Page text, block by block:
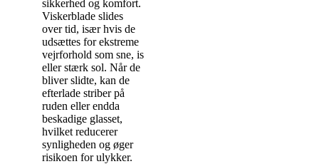
sikkerhed og komfort.
Viskerblade slides
over tid, især hvis de
udsættes for ekstreme
vejrforhold som sne, is
eller stærk sol. Når de
bliver slidte, kan de
efterlade striber på
ruden eller endda
beskadige glasset,
hvilket reducerer
synligheden og øger
risikoen for ulykker.